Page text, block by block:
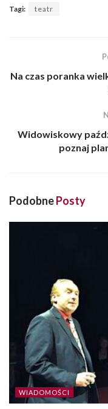
Tagi: teatr
Na czas poranka
Widowiskowy
poznaj
PodobnePosty
WIADOMOŚCI